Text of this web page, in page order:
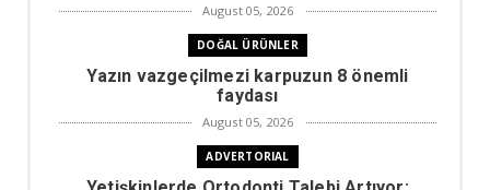
August 05, 2026
DOĞAL ÜRÜNLER
Yazın vazgeçilmezi karpuzun 8 önemli
faydası
August 05, 2026
ADVERTORIAL